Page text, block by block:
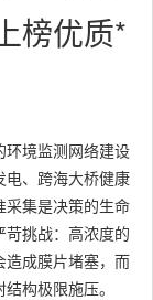
榜优质*
环境监测网络建设
电、跨海大桥健康
采集是决策的生命
挑战：高浓度的
造成膜片堵塞，而
构极限施压。